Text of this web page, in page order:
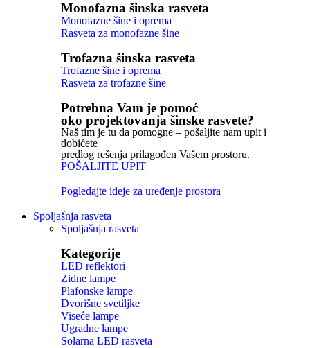
Monofazna šinska rasveta
Monofazne šine i oprema
Rasveta za monofazne šine
Trofazna šinska rasveta
Trofazne šine i oprema
Rasveta za trofazne šine
Potrebna Vam je pomoć
oko projektovanja šinske rasvete?
Naš tim je tu da pomogne – pošaljite nam upit i
dobićete
predlog rešenja prilagođen Vašem prostoru.
POŠALJITE UPIT
Pogledajte ideje za uređenje prostora
Spoljašnja rasveta
Spoljašnja rasveta
Kategorije
LED reflektori
Zidne lampe
Plafonske lampe
Dvorišne svetiljke
Viseće lampe
Ugradne lampe
Solarna LED rasveta